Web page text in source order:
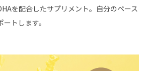
を配合したサプリメント。自分のペース
トします。